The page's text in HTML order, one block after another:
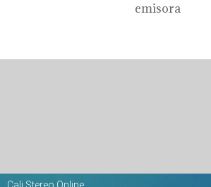
emisora